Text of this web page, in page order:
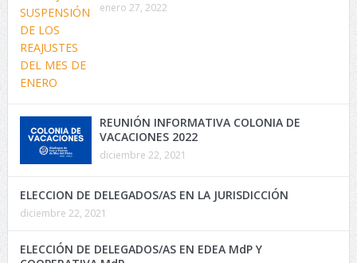
enero 27, 2022
REUNIÓN INFORMATIVA COLONIA DE
VACACIONES 2022
diciembre 22, 2021
ELECCION DE DELEGADOS/AS EN LA JURISDICCIÓN
diciembre 22, 2021
ELECCIÓN DE DELEGADOS/AS EN EDEA MdP Y